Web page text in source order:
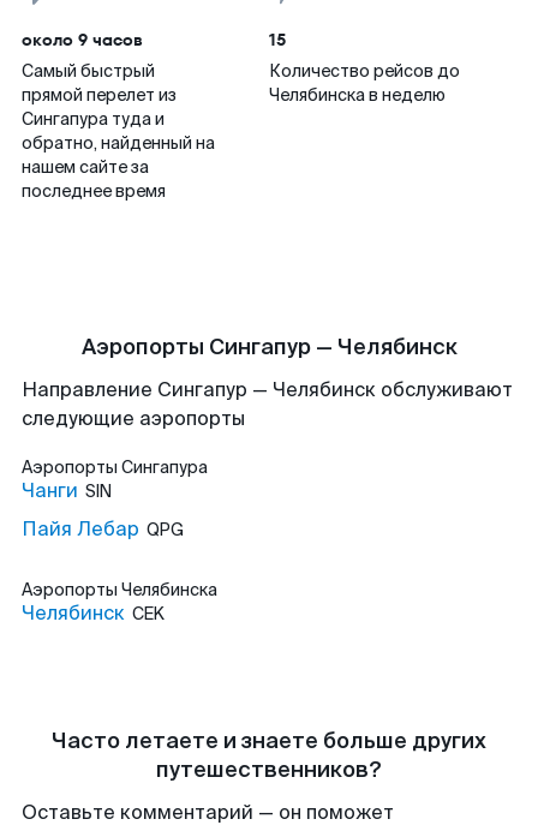
около 9 часов
Самый быстрый
прямой перелет из
Сингапура туда и
обратно, найденный на
нашем сайте за
последнее время
15
Количество рейсов до
Челябинска в неделю
Аэропорты Сингапур — Челябинск
Направление Сингапур — Челябинск обслуживают
следующие аэропорты
Аэропорты Сингапура
Чанги SIN
Пайя Лебар QPG
Аэропорты Челябинска
Челябинск CEK
Часто летаете и знаете больше других
путешественников?
Оставьте комментарий — он поможет